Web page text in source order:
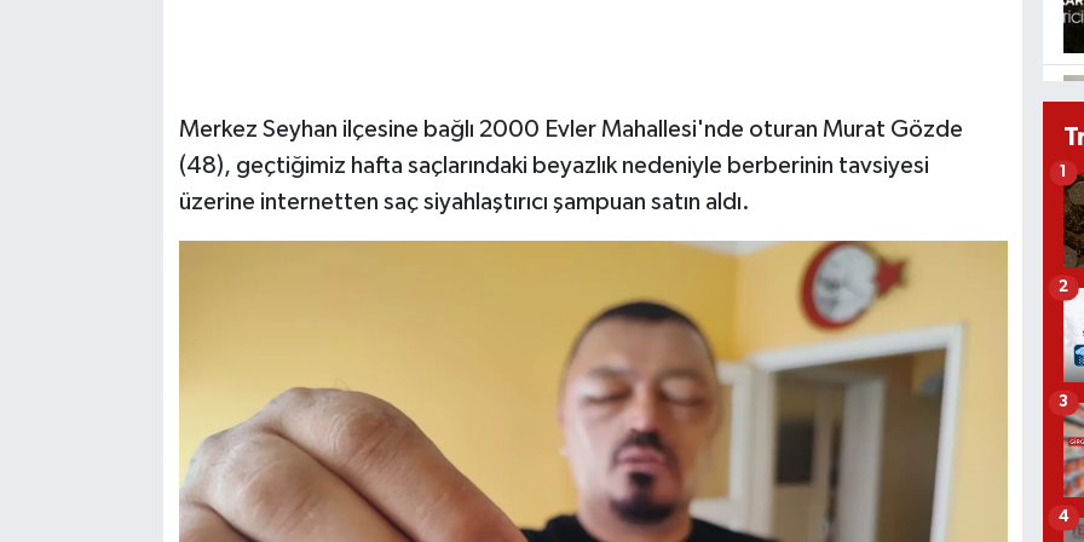
Merkez Seyhan ilçesine bağlı 2000 Evler Mahallesi'nde oturan Murat Gözde
(48), geçtiğimiz hafta saçlarındaki beyazlık nedeniyle berberinin tavsiyesi
üzerine internetten saç siyahlaştırıcı şampuan satın aldı.
1
2
3
4